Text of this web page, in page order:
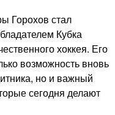
Горохов стал
Кубка
хоккея. Его
возможность вновь
но и важный
сегодня делают